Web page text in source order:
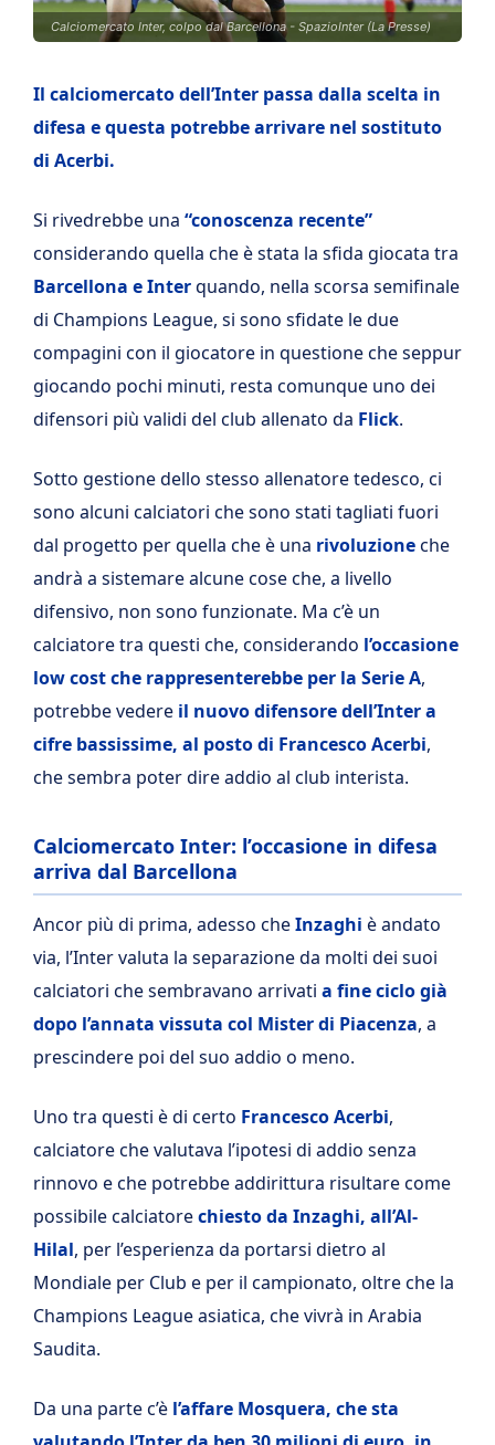
Calciomercato Inter, colpo dal Barcellona - SpazioInter (La Presse)
Il calciomercato dell’Inter passa dalla scelta in
difesa e questa potrebbe arrivare nel sostituto
di Acerbi.
Si rivedrebbe una “conoscenza recente”
considerando quella che è stata la sfida giocata tra
Barcellona e Interquando, nella scorsa semifinale
di Champions League, si sono sfidate le due
compagini con il giocatore in questione che seppur
giocando pochi minuti, resta comunque uno dei
difensori più validi del club allenato da Flick.
Sotto gestione dello stesso allenatore tedesco, ci
sono alcuni calciatori che sono stati tagliati fuori
dal progetto per quella che è una rivoluzioneche
andrà a sistemare alcune cose che, a livello
difensivo, non sono funzionate. Ma c’è un
calciatore tra questi che, considerando l’occasione
low cost che rappresenterebbe per la Serie A,
potrebbe vedere il nuovo difensore dell’Inter a
cifre bassissime, al posto di Francesco Acerbi,
che sembra poter dire addio al club interista.
Calciomercato Inter: l’occasione in difesa
arriva dal Barcellona
Ancor più di prima, adesso cheInzaghi è andato
via, l’Inter valuta la separazione da molti dei suoi
calciatori che sembravano arrivati a fine ciclo già
dopo l’annata vissuta col Mister di Piacenza, a
prescindere poi del suo addio o meno.
Uno tra questi è di certo Francesco Acerbi,
calciatore che valutava l’ipotesi di addio senza
rinnovo e che potrebbe addirittura risultare come
possibile calciatorechiesto da Inzaghi, all’Al-
Hilal, per l’esperienza da portarsi dietro al
Mondiale per Club e per il campionato, oltre che la
Champions League asiatica, che vivrà in Arabia
Saudita.
Da una parte c’è l’affare Mosquera, che sta